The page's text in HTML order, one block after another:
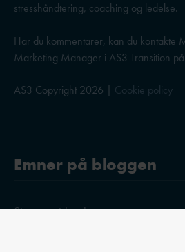
stresshåndtering, coaching og ledelse.
Har du kommentarer, kan du kontakte
Marketing Manager i AS3 Transition på
AS3 Copyright 2026 | Cookie policy
Emner på bloggen
Stress og trivsel